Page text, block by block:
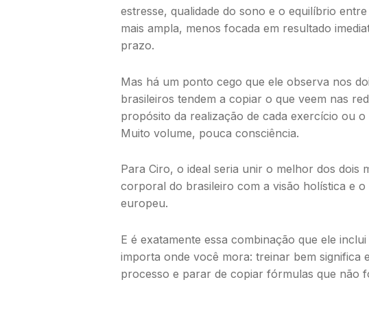
estresse, qualidade do sono e o equilíbrio
mais ampla, menos focada em resultado
prazo.
Mas há um ponto cego que ele observa nos
brasileiros tendem a copiar o que veem nas
propósito da realização de cada exercício ou
Muito volume, pouca consciência.
Para Ciro, o ideal seria unir o melhor dos dois
corporal do brasileiro com a visão holística e
europeu.
E é exatamente essa combinação que ele
importa onde você mora: treinar bem significa
processo e parar de copiar fórmulas que não